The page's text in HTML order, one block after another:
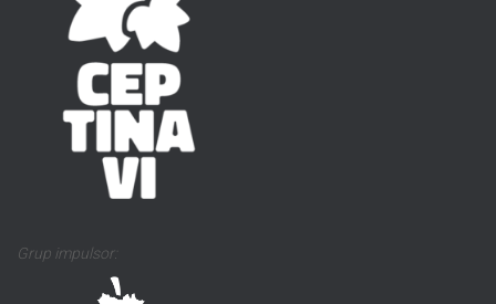
Grup impulsor: